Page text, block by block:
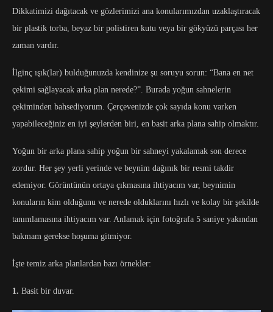
Dikkatimizi dağıtacak ve gözlerimizi ana konularımızdan uzaklaştıracak
bir plastik torba, beyaz bir polistiren kutu veya bir gökyüzü parçası her
zaman vardır.
İlginç ışık(lar) bulduğunuzda kendinize şu soruyu sorun: “Bana en net
çekimi sağlayacak arka plan nerede?”. Burada yoğun sahnelerin
çekiminden bahsediyorum. Çerçevenizde çok sayıda konu varken
yapabileceğiniz en iyi şeylerden biri, en basit arka plana sahip olmaktır.
Yoğun bir arka plana sahip yoğun bir sahneyi yakalamak son derece
zordur. Her şey yerli yerinde ve beynim dağınık bir resmi takdir
edemiyor. Görüntünün ortaya çıkmasına ihtiyacım var, beynimin
konuların kim olduğunu ve nerede olduklarını hızlı ve kolay bir şekilde
tanımlamasına ihtiyacım var. Anlamak için fotoğrafa 5 saniye yakından
bakmam gerekse hoşuma gitmiyor.
İşte temiz arka planlardan bazı örnekler:
1. Basit bir duvar.